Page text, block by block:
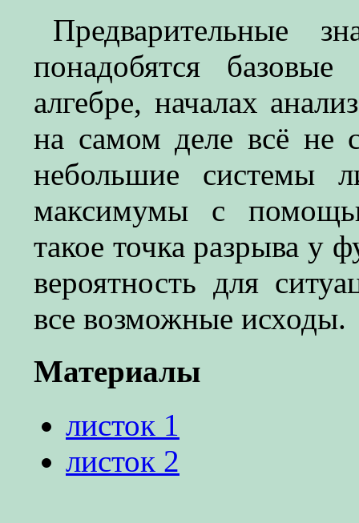
Предварительные
понадобятся
алгебре, началах
на самом деле всё не
небольшие системы
максимумы с
такое точка разрыва у
вероятность для
все возможные исходы.
Материалы
листок 1
листок 2